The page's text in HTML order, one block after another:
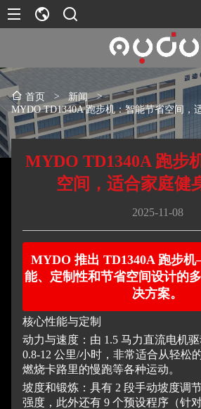
首页 > 新闻
>
MYDO TD1340A 跑步机：智能节省空间，
MYDO TD1340A 跑步
空间，适合家庭健
2025-11-08
MYDO 推出 TD1340A 跑步
能、定制性和节省空间设计的
决方案。
核心性能与定制
动力与速度：由 1.5 马力直流电机
0.8-12 公里/小时，非常适合从轻松
燃烧卡路里的慢跑等各种运动。
坡度和锻炼：具有 2 段手动坡度调
强度，此外还有 9 个预设程序（针